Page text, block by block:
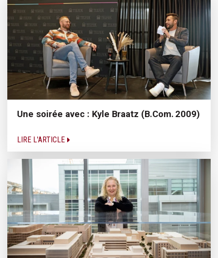
Une soirée avec : Kyle Braatz (B.Com. 2009)
LIRE L'ARTICLE